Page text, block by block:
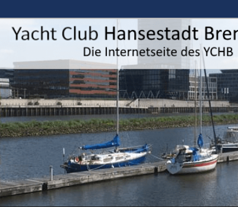
Bremen e.V.